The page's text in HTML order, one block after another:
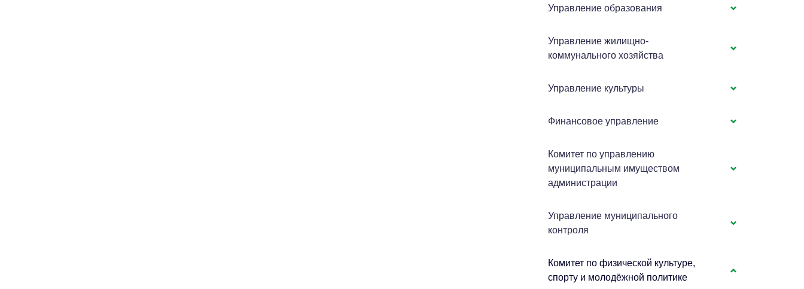
Управление образования
Управление жилищно-
коммунального хозяйства
Управление культуры
Финансовое управление
Комитет по управлению
муниципальным имуществом
администрации
Управление муниципального
контроля
Комитет по физической культуре,
спорту и молодёжной политике